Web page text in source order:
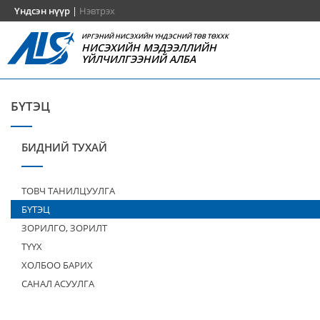
Үндсэн нүүр | Нэвтрэх
ИРГЭНИЙ НИСЭХИЙН ҮНДЭСНИЙ ТӨВ ТӨХХК
НИСЭХИЙН МЭДЭЭЛЛИЙН
ҮЙЛЧИЛГЭЭНИЙ АЛБА
БҮТЭЦ
БИДНИЙ ТУХАЙ
ТОВЧ ТАНИЛЦУУЛГА
БҮТЭЦ
ЗОРИЛГО, ЗОРИЛТ
ТҮҮХ
ХОЛБОО БАРИХ
САНАЛ АСУУЛГА